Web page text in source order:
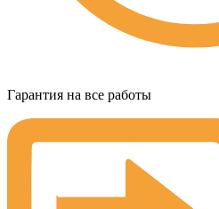
Гарантия на все работы